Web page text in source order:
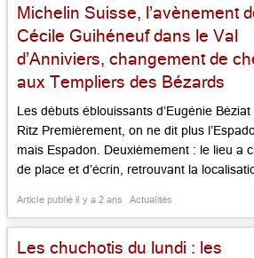
Michelin Suisse, l’avènement
Cécile Guihéneuf dans le Val
d’Anniviers, changement de
aux Templiers des Bézards
Les débuts éblouissants d’Eugénie Béziat
Ritz Premièrement, on ne dit plus
mais Espadon. Deuxièmement : le lieu a
de place et d’écrin, retrouvant la
place Vendôme. Il se trouve au bout d’un
couloir, avec ses vingt six couverts et […]...
Article publié il y a 2 ans Actualités
Les chuchotis du lundi : les